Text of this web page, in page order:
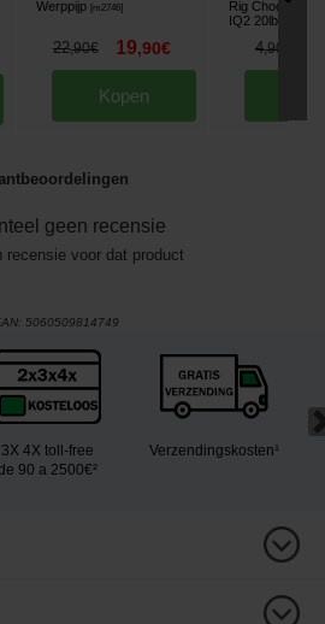
Werppijp [m2746]
22,90€ 19,90€
Kopen
Rig Choddy
IQ2 20lbs
4,90
geen recensie
recensie voor dat product
5060509814749
3X 4X toll-free
90 a 2500€²
Verzendingskosten¹